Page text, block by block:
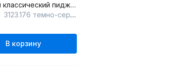
Мужской классический пиджак незауженного кроя в деловом стиле
3123.176 темно-серый
В корзину